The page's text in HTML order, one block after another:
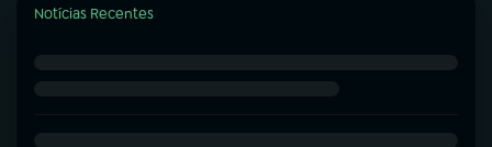
Notícias Recentes